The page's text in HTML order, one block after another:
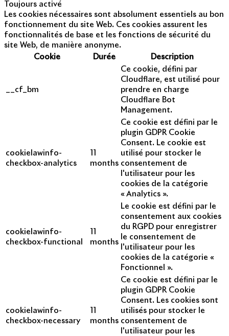
Toujours activé
Les cookies nécessaires sont absolument essentiels au bon
fonctionnement du site Web. Ces cookies assurent les
fonctionnalités de base et les fonctions de sécurité du
site Web, de manière anonyme.
Cookie
Durée Description
__cf_bm
Ce cookie, défini par
Cloudflare, est utilisé pour
prendre en charge
Cloudflare Bot
Management.
cookielawinfo-
checkbox-analytics
months
Ce cookie est défini par le
plugin GDPR Cookie
Consent. Le cookie est
utilisé pour stocker le
consentement de
l'utilisateur pour les
cookies de la catégorie
« Analytics ».
cookielawinfo-
checkbox-functional
months
Le cookie est défini par le
consentement aux cookies
du RGPD pour enregistrer
le consentement de
l'utilisateur pour les
cookies de la catégorie «
Fonctionnel ».
cookielawinfo-
checkbox-necessary
months
Ce cookie est défini par le
plugin GDPR Cookie
Consent. Les cookies sont
utilisés pour stocker le
consentement de
l'utilisateur pour les